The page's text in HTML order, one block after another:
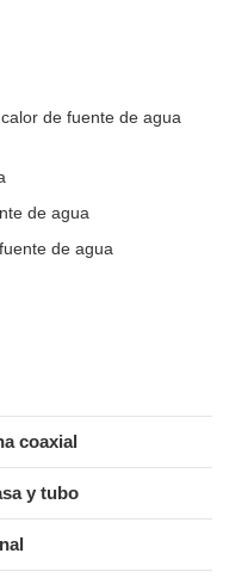
de fuente de agua
de agua
de agua
coaxial
y tubo